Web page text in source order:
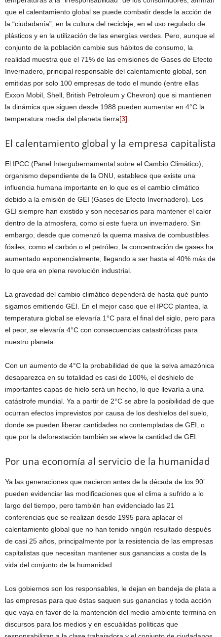
que el calentamiento global se puede combatir desde la acción de
la “ciudadanía”, en la cultura del reciclaje, en el uso regulado de
plásticos y en la utilización de las energías verdes. Pero, aunque el
conjunto de la población cambie sus hábitos de consumo, la
realidad muestra que el 71% de las emisiones de Gases de Efecto
Invernadero, principal responsable del calentamiento global, son
emitidas por solo 100 empresas de todo el mundo (entre ellas
Exxon Mobil, Shell, British Petroleum y Chevron) que si mantienen
la dinámica que siguen desde 1988 pueden aumentar en 4°C la
temperatura media del planeta tierra[3]
El calentamiento global y la empresa capitalista
El IPCC (Panel Intergubernamental sobre el Cambio Climático),
organismo dependiente de la ONU, establece que existe una
influencia humana importante en lo que es el cambio climático
debido a la emisión de GEI (Gases de Efecto Invernadero). Los
GEI siempre han existido y son necesarios para mantener el calor
dentro de la atmosfera, como si este fuera un invernadero. Sin
embargo, desde que comenzó la quema masiva de combustibles
fósiles, como el carbón o el petróleo, la concentración de gases ha
aumentado exponencialmente, llegando a ser hasta el 40% más de
lo que era en plena revolución industrial.
La gravedad del cambio climático dependerá de hasta qué punto
sigamos emitiendo GEI. En el mejor caso que el IPCC plantea, la
temperatura global se elevaría 1°C para el final del siglo, pero para
el peor, se elevaría 4°C con consecuencias catastróficas para
nuestro planeta.
Con un aumento de 4°C la probabilidad de que la selva amazónica
desaparezca en su totalidad es casi de 100%, el deshielo de
importantes capas de hielo será un hecho, lo que llevaría a una
catástrofe mundial. Ya a partir de 2°C se abre la posibilidad de que
ocurran efectos imprevistos por causa de los deshielos del suelo,
donde se pueden liberar cantidades no contempladas de GEI, o
que por la deforestación también se eleve la cantidad de GEI.
Por una economía al servicio de la humanidad
Ya las generaciones que nacieron antes de la década de los 90’
pueden evidenciar las modificaciones que el clima a sufrido a lo
largo del tiempo, pero también han evidenciado las 21
conferencias que se realizan desde 1995 para aplacar el
calentamiento global que no han tenido ningún resultado después
de casi 25 años, principalmente por la resistencia de las empresas
capitalistas que necesitan mantener sus ganancias a costa de la
vida del conjunto de la humanidad.
Los gobiernos son los responsables, le dejan en bandeja de plata a
las empresas para que éstas saquen sus ganancias y toda acción
que vaya en favor de la mantención del medio ambiente termina en
discursos para los medios y en escuálidas políticas que